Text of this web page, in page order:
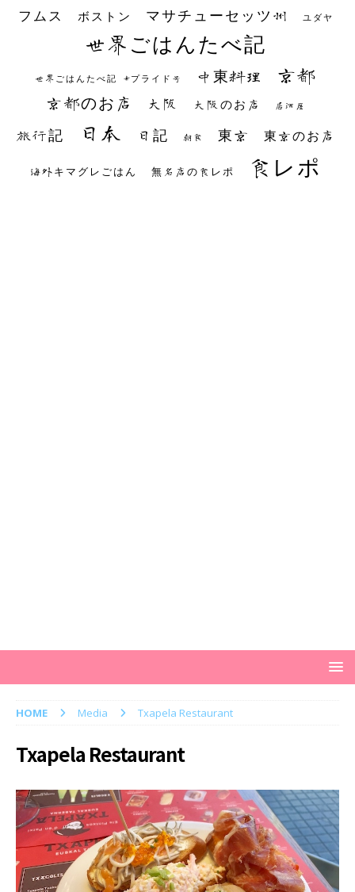
フムス ボストン マサチューセッツ州 ユダヤ
世界ごはんたべ記
世界ごはんたべ記 #プライド号 中東料理 京都
京都のお店 大阪 大阪のお店 居酒屋
旅行記 日本 日記 朝食 東京 東京のお店
海外キマグレごはん 無名店の食レポ 食レポ
HOME Media Txapela Restaurant
Txapela Restaurant